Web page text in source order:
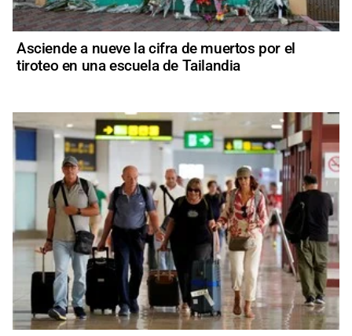
Asciende a nueve la cifra de muertos por el
tiroteo en una escuela de Tailandia